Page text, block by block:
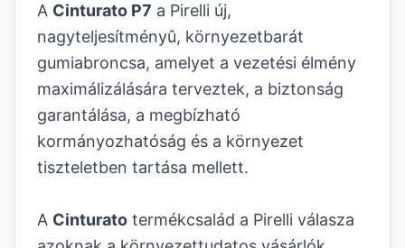
A Cinturato P7 a Pirelli új,
nagyteljesítményû, környezetbarát
gumiabroncsa, amelyet a vezetési élmény
maximálizálására terveztek, a biztonság
garantálása, a megbízható
kormányozhatóság és a környezet
tiszteletben tartása mellett.
A Cinturato termékcsalád a Pirelli válasza